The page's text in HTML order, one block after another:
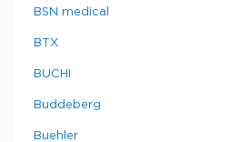
BSN medical
BTX
BUCHI
Buddeberg
Buehler